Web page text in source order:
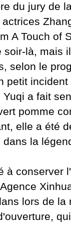
du jury de
A Touch of
là, mais
selon le
petit
a fait
pomme
elle a été
la
à conserver
lors de la